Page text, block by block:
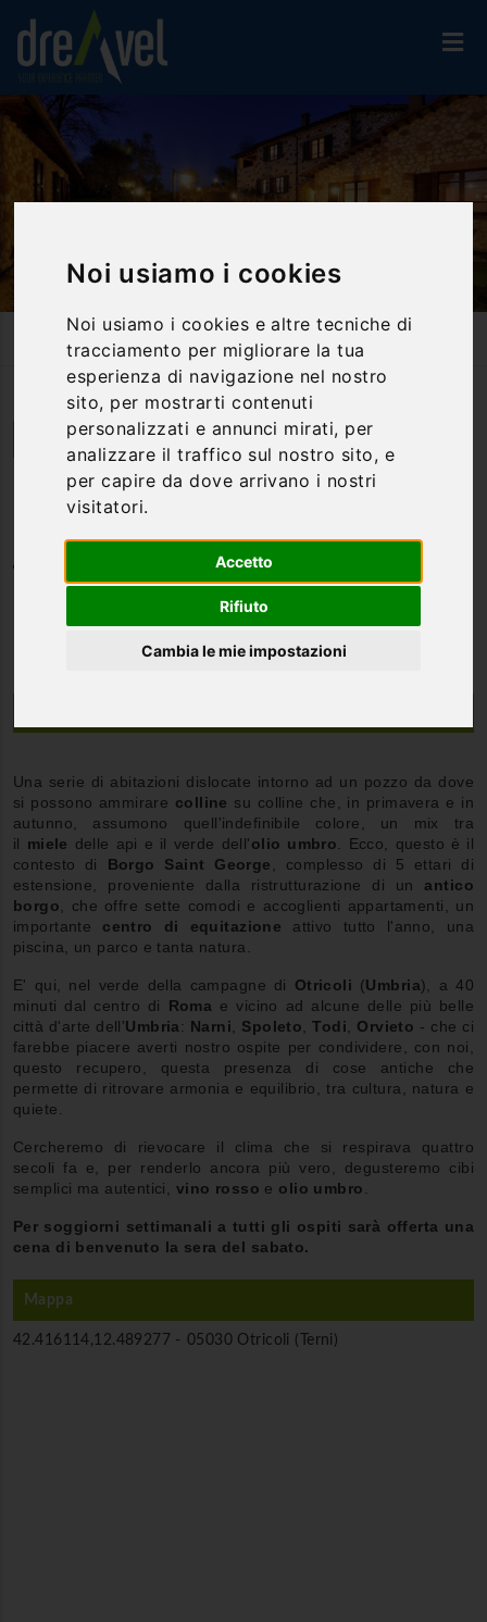
Noi usiamo i cookies
Noi usiamo i cookies e altre tecniche di
tracciamento per migliorare la tua
esperienza di navigazione nel nostro
sito, per mostrarti contenuti
personalizzati e annunci mirati, per
analizzare il traffico sul nostro sito, e
per capire da dove arrivano i nostri
visitatori.
Accetto
Rifiuto
Cambia le mie impostazioni
Strutture Agriturismi Borgo Saint George
Otricoli | Umbria
Borgo Saint George
Una serie di abitazioni dislocate intorno ad un pozzo da dove
si possono ammirare colline su colline che, in primavera e in
autunno, assumono quell'indefinibile colore, un mix tra
il miele delle api e il verde dell'olio umbro . Ecco, questo è il
contesto di Borgo Saint George
, complesso di 5 ettari di
estensione, proveniente dalla ristrutturazione di un antico
borgo , che offre sette comodi e accoglienti appartamenti, un
importante centro di equitazione attivo tutto l'anno, una
piscina, un parco e tanta natura.
E' qui, nel verde della campagne di Otricoli (Umbria), a 40
minuti dal centro di Roma e vicino ad alcune delle più belle
città d'arte dell'Umbria: Narni Spoleto ,Todi Orvieto - che ci
farebbe piacere averti nostro ospite per condividere, con noi,
questo recupero, questa presenza di cose antiche che
permette di ritrovare armonia e equilibrio, tra cultura, natura e
quiete.
Cercheremo di rievocare il clima che si respirava quattro
secoli fa e, per renderlo ancora più vero, degusteremo cibi
semplici ma autentici, vino rosso e olio umbro
Per soggiorni settimanali a tutti gli ospiti sarà offerta una
cena di benvenuto la sera del sabato.
Mappa
42.416114,12.489277 - 05030 Otricoli (Terni)